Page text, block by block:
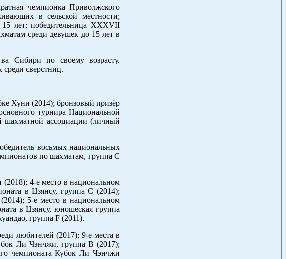
чемпионка Приволжского
в сельской местности;
лет; победительница XXXVII
среди девушек до 15 лет в
Сибири по своему возрасту.
среди сверстниц.
Хуни (2014); бронзовый призёр
турнира Национальной
шахматной ассоциации (личный
восьмых национальных
по шахматам, группа С
4-е место в национальном
в Цзянсу, группа С (2014);
5-е место в национальном
в Цзянсу, юношеская группа
группа F (2011).
любителей (2017); 9-е места в
Ли Чэнчжи, группа В (2017);
чемпионата Кубок Ли Чэнчжи